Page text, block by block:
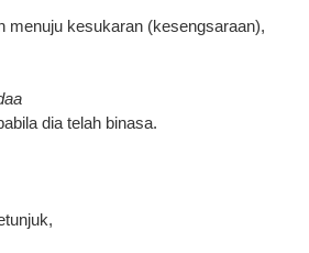
menuju kesukaran (kesengsaraan),
dia telah binasa.